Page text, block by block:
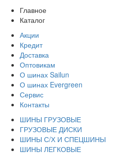
Главное
Каталог
Акции
Кредит
Доставка
Оптовикам
О шинах Sailun
О шинах Evergreen
Сервис
Контакты
ШИНЫ ГРУЗОВЫЕ
ГРУЗОВЫЕ ДИСКИ
ШИНЫ С/Х И СПЕЦШИНЫ
ШИНЫ ЛЕГКОВЫЕ